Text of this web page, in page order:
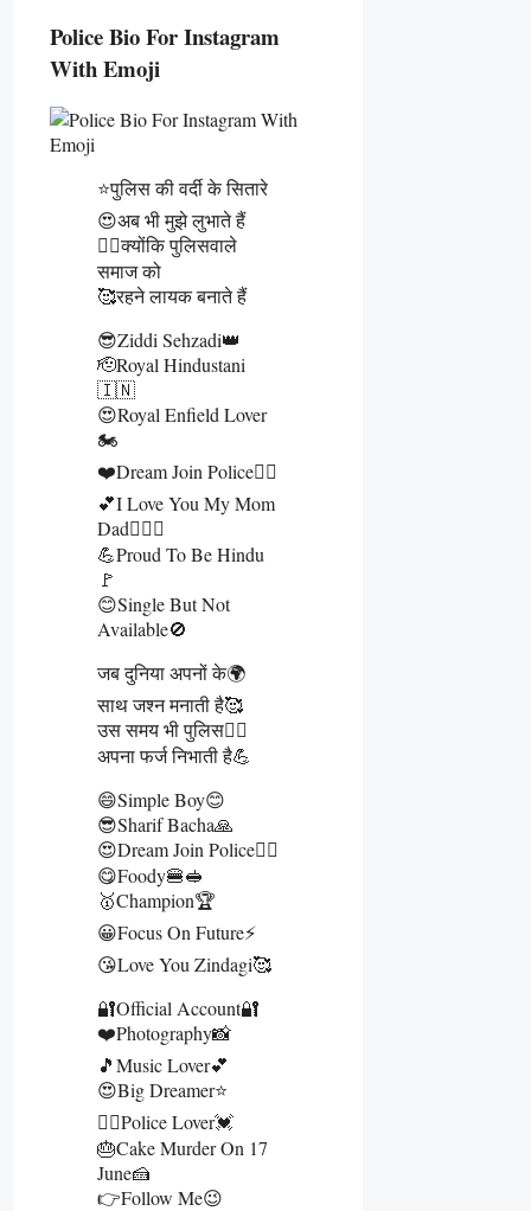
Police Bio For Instagram
With Emoji
⭐पुलिस की वर्दी के सितारे
😍अब भी मुझे लुभाते हैं
👮‍♂️क्योंकि पुलिसवाले
समाज को
🥰रहने लायक बनाते हैं
😎Ziddi Sehzadi👑
🫡Royal Hindustani
🇮🇳
😍Royal Enfield Lover
🏍️
❤️Dream Join Police👮‍♂️
💕I Love You My Mom
Dad👩‍❤️‍👨
💪Proud To Be Hindu
🚩
😊Single But Not
Available🚫
जब दुनिया अपनों के🌍
साथ जश्न मनाती है🥰
उस समय भी पुलिस👮‍♂️
अपना फर्ज निभाती है💪
😄Simple Boy😊
😎Sharif Bacha🙏
😍Dream Join Police👮‍♂️
😋Foody🍔🥪
🥇Champion🏆
😀Focus On Future⚡
😘Love You Zindagi🥰
🔐Official Account🔐
❤️Photography📸
🎵Music Lover💕
😍Big Dreamer⭐
👮‍♂️Police Lover💓
🎂Cake Murder On 17
June🍰
👉Follow Me😉